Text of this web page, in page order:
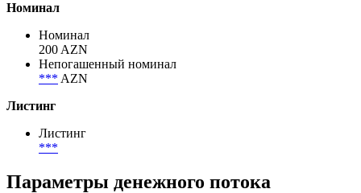
Номинал
Номинал
200 AZN
Непогашенный номинал
*** AZN
Листинг
Листинг
***
Параметры денежного потока